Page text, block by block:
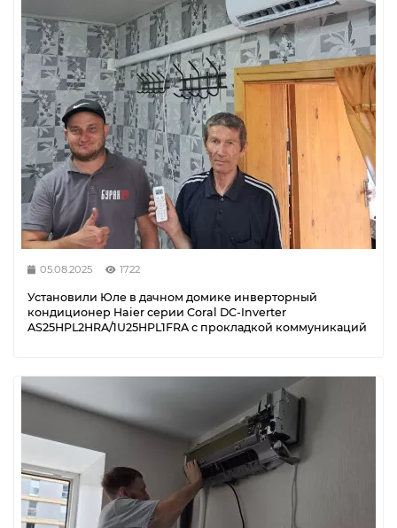
05.08.2025 1722
Установили Юле в дачном домике инверторный
кондиционер Haier серии Coral DC-Inverter
AS25HPL2HRA/1U25HPL1FRA с прокладкой коммуникаций